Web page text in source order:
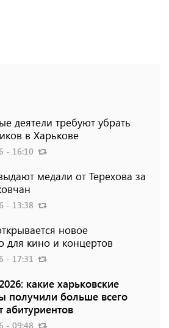
деятели требуют убрать
в Харькове
- 16:10
медали от Терехова за
- 13:38
новое
для кино и концертов
- 17:31
какие харьковские
получили больше всего
абитуриентов
- 09:48